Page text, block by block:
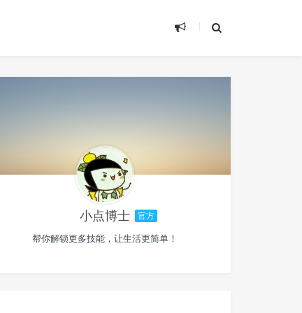
小点博士 官方
帮你解锁更多技能，让生活更简单！